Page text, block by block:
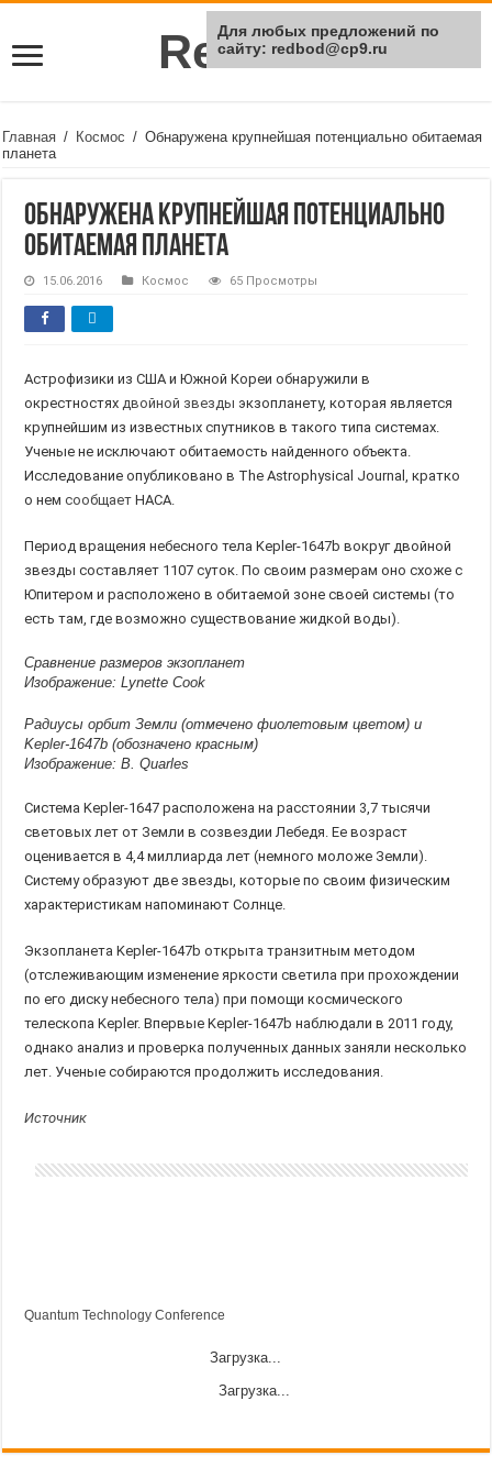
Rei Red
Главная / Космос / Обнаружена крупнейшая потенциально обитаемая
планета
Обнаружена крупнейшая потенциально
обитаемая планета
15.06.2016 Космос 65 Просмотры
Астрофизики из США и Южной Кореи обнаружили в
окрестностяхдвойной звезды экзопланету, которая является
крупнейшим из известных спутников в такого типа системах.
Ученые не исключают обитаемость найденного объекта.
Исследование опубликовано в The Astrophysical Journal, кратко
о немсообщает НАСА.
Период вращения небесного тела Kepler-1647b вокруг двойной
звезды составляет 1107 суток. По своим размерам оно схоже с
Юпитером и расположено в обитаемой зоне своей системы (то
есть там, где возможно существование жидкой воды).
Сравнение размеров экзопланет
Изображение: Lynette Cook
Радиусы орбит Земли (отмечено фиолетовым цветом) и
Kepler-1647b (обозначено красным)
Изображение: B. Quarles
Система Kepler-1647 расположена на расстоянии 3,7 тысячи
световых лет от Земли в созвездии Лебедя. Ее возраст
оценивается в 4,4 миллиарда лет (немного моложе Земли).
Систему образуют две звезды, которые по своим физическим
характеристикам напоминают Солнце.
Экзопланета Kepler-1647b открыта транзитным методом
(отслеживающим изменение яркости светила при прохождении
по его диску небесного тела) при помощи космического
телескопа Kepler. Впервые Kepler-1647b наблюдали в 2011 году,
однако анализ и проверка полученных данных заняли несколько
лет. Ученые собираются продолжить исследования.
Источник
Quantum Technology Conference
Загрузка...
Загрузка...
Для любых предложений по
сайту: redbod@cp9.ru